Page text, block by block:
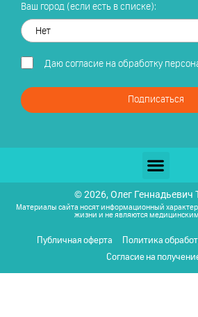
Ваш город (если есть в списке):
Даю согласие на обработку
Подписаться
© 2026, Олег Геннадьевич
Материалы сайта носят информационный характер
жизни и не являются
Публичная оферта
Политика
Согласие на